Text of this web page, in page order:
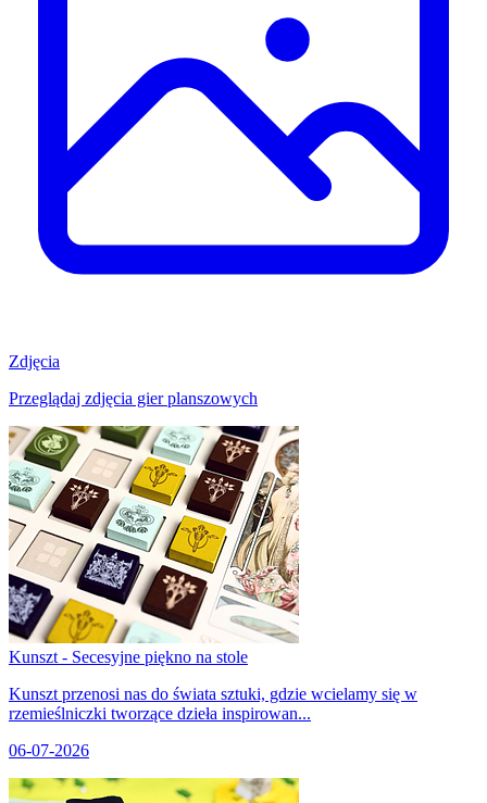
Zdjęcia
Przeglądaj zdjęcia gier planszowych
Kunszt - Secesyjne piękno na stole
Kunszt przenosi nas do świata sztuki, gdzie wcielamy się w
rzemieślniczki tworzące dzieła inspirowan...
06-07-2026